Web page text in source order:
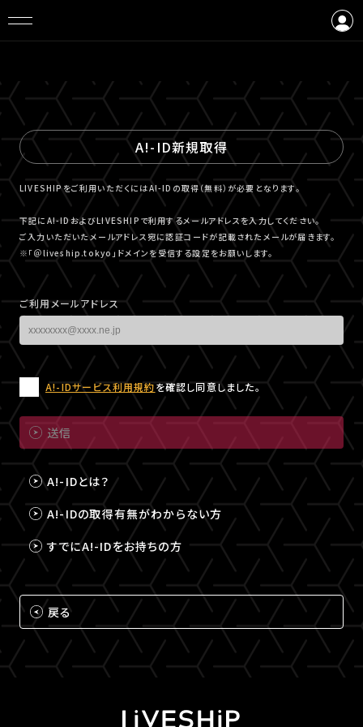
A!-ID新規取得
LIVESHIPをご利用いただくにはA!-IDの取得（無料）が必要となります。
下記にA!-IDおよびLIVESHIPで利用するメールアドレスを入力してください。
ご入力いただいたメールアドレス宛に認証コードが記載されたメールが届きます。
※「＠liveship.tokyo」ドメインを受信する設定をお願いします。
ご利用メールアドレス
A!-IDサービス利用規約を確認し同意しました。
送信
A!-IDとは？
A!-IDの取得有無がわからない方
すでにA!-IDをお持ちの方
戻る